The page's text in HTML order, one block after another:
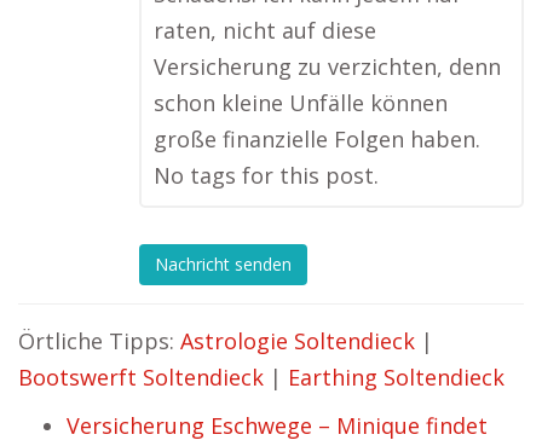
raten, nicht auf diese
Versicherung zu verzichten, denn
schon kleine Unfälle können
große finanzielle Folgen haben.
No tags for this post.
Nachricht senden
Örtliche Tipps: Astrologie Soltendieck |
Bootswerft Soltendieck | Earthing Soltendieck
Versicherung Eschwege – Minique findet